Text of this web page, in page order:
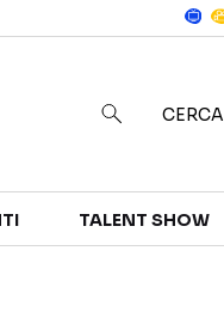
CERCA
TALENT SHOW